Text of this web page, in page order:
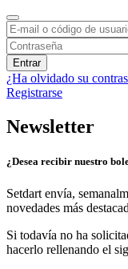
Entrar
¿Ha olvidado su
Registrarse
Newsletter
¿Desea recibir nuestro
Setdart envía,
novedades más
Si todavía no ha
hacerlo rellenando el